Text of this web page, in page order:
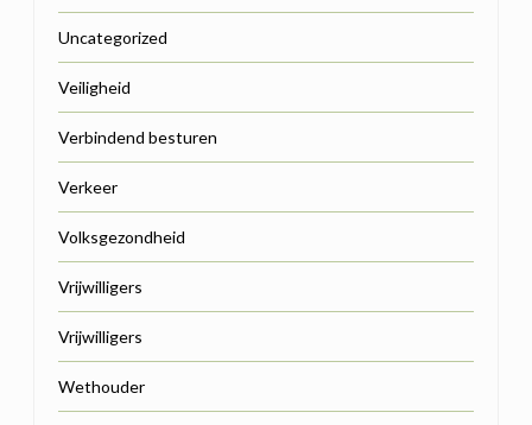
Uncategorized
Veiligheid
Verbindend besturen
Verkeer
Volksgezondheid
Vrijwilligers
Vrijwilligers
Wethouder